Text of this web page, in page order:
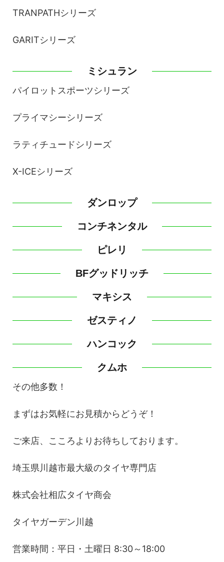
TRANPATHシリーズ
GARITシリーズ
ミシュラン
パイロットスポーツシリーズ
プライマシーシリーズ
ラティチュードシリーズ
X-ICEシリーズ
ダンロップ
コンチネンタル
ピレリ
BFグッドリッチ
マキシス
ゼスティノ
ハンコック
クムホ
その他多数！
まずはお気軽にお見積からどうぞ！
ご来店、こころよりお待ちしております。
埼玉県川越市最大級のタイヤ専門店
株式会社相広タイヤ商会
タイヤガーデン川越
営業時間：平日・土曜日 8:30～18:00